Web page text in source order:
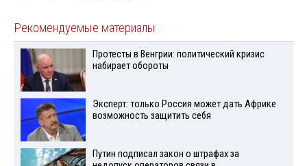
Рекомендуемые материалы
Протесты в Венгрии: политический кризис
набирает обороты
Эксперт: только Россия может дать Африке
возможность защитить себя
Путин подписал закон о штрафах за